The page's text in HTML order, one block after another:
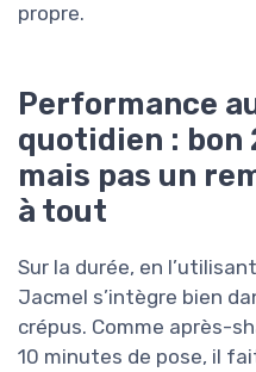
propre.
Performance
quotidien : bon
mais pas un
à tout
Sur la durée, en
Jacmel s’intègre bien
crépus. Comme après-
10 minutes de pose, il